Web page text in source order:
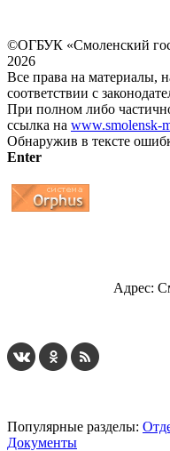
©ОГБУК «Смоленский
2026
Все права на материалы,
соответствии с
При полном либо
ссылка на www.smolensk-
Обнаружив в тексте
Enter
Адрес:
Популярные разделы:
Документы